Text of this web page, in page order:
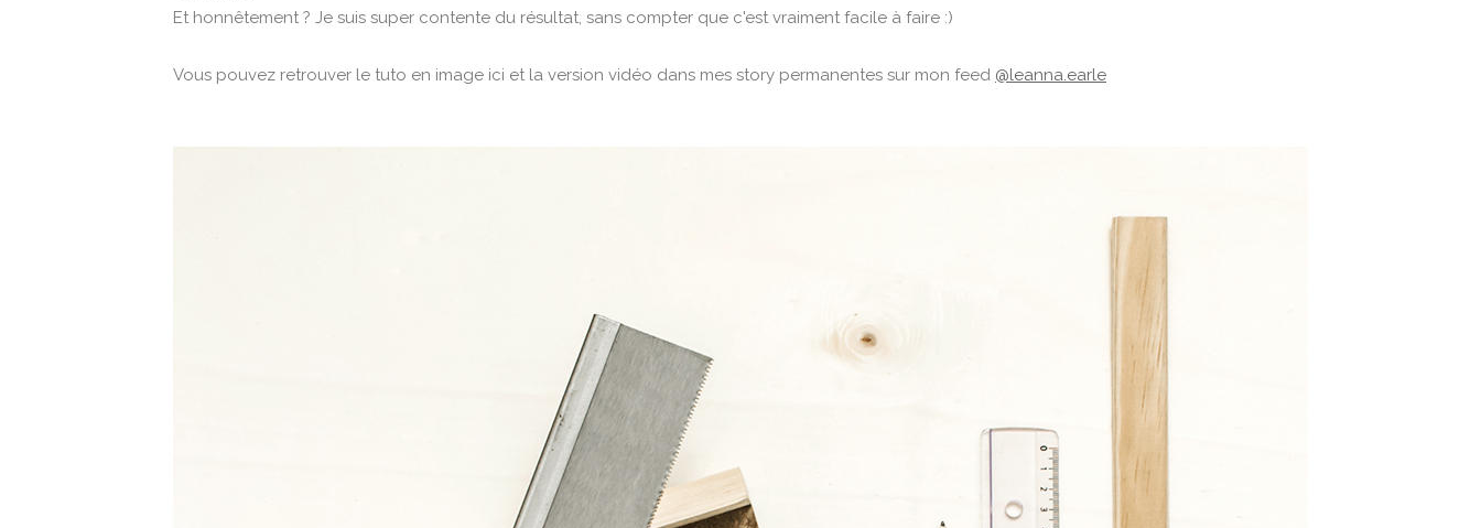
Et honnêtement ? Je suis super contente du résultat, sans compter que c'est vraiment facile à faire :)
Vous pouvez retrouver le tuto en image ici et la version vidéo dans mes story permanentes sur mon feed @leanna.earle